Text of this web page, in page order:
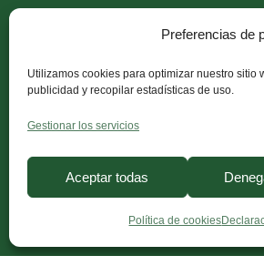
Preferencias de
Utilizamos cookies para optimizar nuestro
publicidad y recopilar estadísticas de uso.
Gestionar los servicios
Aceptar todas
Política de cookies
Quiero que